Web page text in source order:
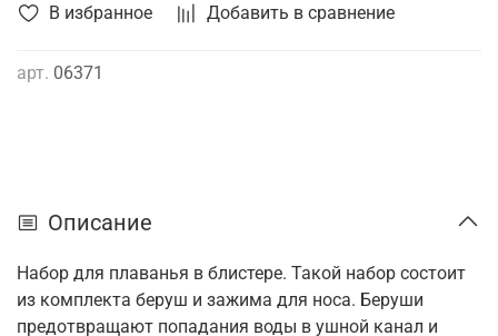
В избранное Добавить в сравнение
арт. 06371
Описание
Набор для плаванья в блистере. Такой набор состоит
из комплекта беруш и зажима для носа. Беруши
предотвращают попадания воды в ушной канал и